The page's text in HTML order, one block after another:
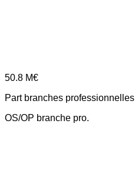
50.8 M€
Part branches professionnelles
OS/OP branche pro.